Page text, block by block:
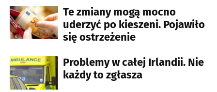
Te zmiany mogą mocno
uderzyć po kieszeni. Pojawiło
się ostrzeżenie
Problemy w całej Irlandii. Nie
każdy to zgłasza